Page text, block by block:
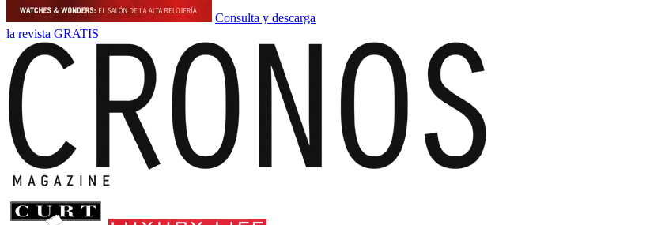
Consulta y descarga
la revista GRATIS